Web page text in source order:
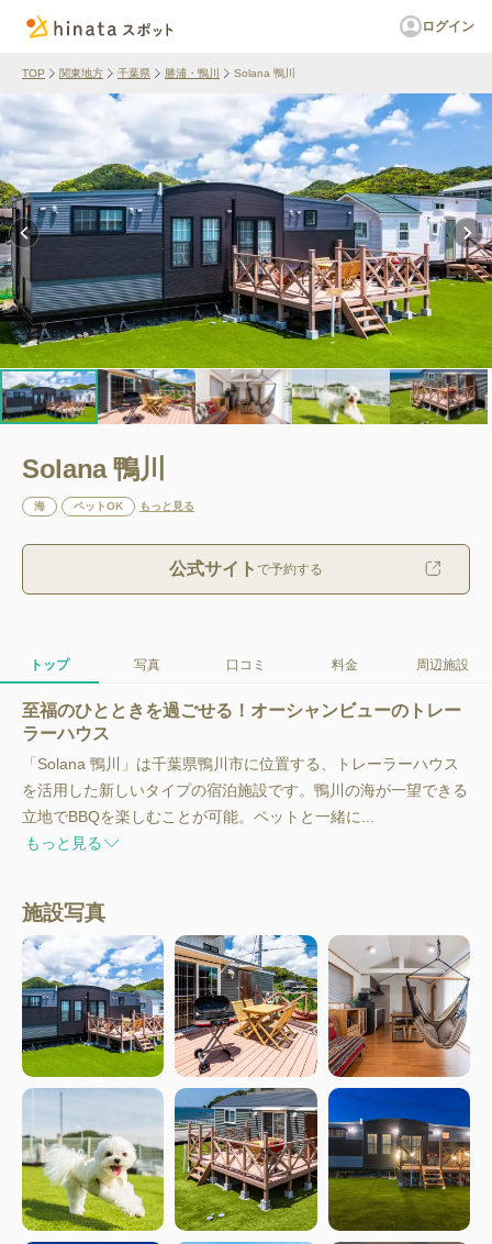
ログイン
TOP 関東地方 千葉県 勝浦・鴨川 Solana 鴨川
Solana 鴨川
海 ペットOK もっと見る
公式サイト で予約する
トップ 写真 口コミ 料金 周辺施設
至福のひとときを過ごせる！オーシャンビューのトレー
ラーハウス
「Solana 鴨川」は千葉県鴨川市に位置する、トレーラーハウス
を活用した新しいタイプの宿泊施設です。鴨川の海が一望できる
立地でBBQを楽しむことが可能。ペットと一緒に...
もっと見る
施設写真